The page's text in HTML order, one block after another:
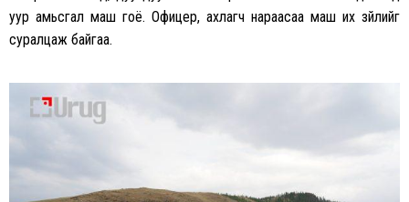
уур амьсгал маш гоё. Офицер, ахлагч нараасаа маш их зүйлийг
суралцаж байгаа.